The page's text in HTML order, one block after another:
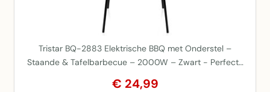
Tristar BQ-2883 Elektrische BBQ met Onderstel –
Staande & Tafelbarbecue – 2000W – Zwart - Perfect…
€ 24,99